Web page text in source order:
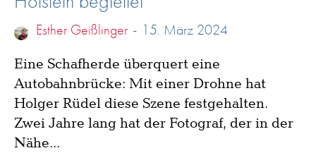
Esther Geißlinger - 15. März 2024
Eine Schafherde überquert eine
Autobahnbrücke: Mit einer Drohne hat
Holger Rüdel diese Szene festgehalten.
Zwei Jahre lang hat der Fotograf, der in der
Nähe...